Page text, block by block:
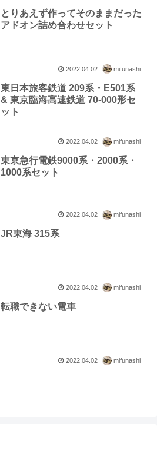
とりあえず作ってそのままだった
アドオン詰め合わせセット
2022.04.02 mifunashi
東日本旅客鉄道 209系・E501系
& 東京臨海高速鉄道 70-000形セ
ット
2022.04.02 mifunashi
東京急行電鉄9000系・2000系・
1000系セット
2022.04.02 mifunashi
JR東海 315系
2022.04.02 mifunashi
転職できない電車
2022.04.02 mifunashi